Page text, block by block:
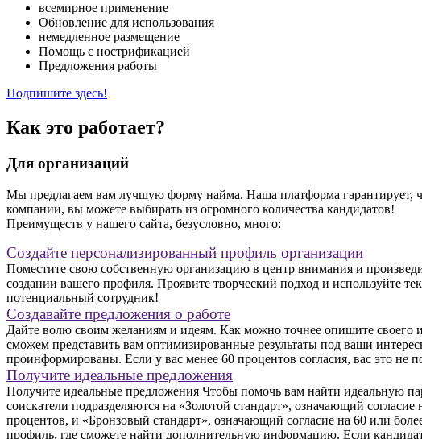
всемирное применение
Обновление для использования
немедленное размещение
Помощь с нострификацией
Предложения работы
Подпишите здесь!
Как это работает?
Для организаций
Мы предлагаем вам лучшую форму найма. Наша платформа гарантирует,
компании, вы можете выбирать из огромного количества кандидатов!
Преимуществ у нашего сайта, безусловно, много:
Создайте персонализированный профиль организации
Поместите свою собственную организацию в центр внимания и
создании вашего профиля. Проявите творческий подход и используйте
потенциальный сотрудник!
Создавайте предложения о работе
Дайте волю своим желаниям и идеям. Как можно точнее опишите своего
сможем представить вам оптимизированные результаты под ваши
проинформированы. Если у вас менее 60 процентов согласия, вас это не
Получите идеальные предложения
Получите идеальные предложения Чтобы помочь вам найти идеальную
соискатели подразделяются на «Золотой стандарт», означающий
процентов, и «Бронзовый стандарт», означающий согласие на 60 или
профиль, где сможете найти дополнительную информацию. Если